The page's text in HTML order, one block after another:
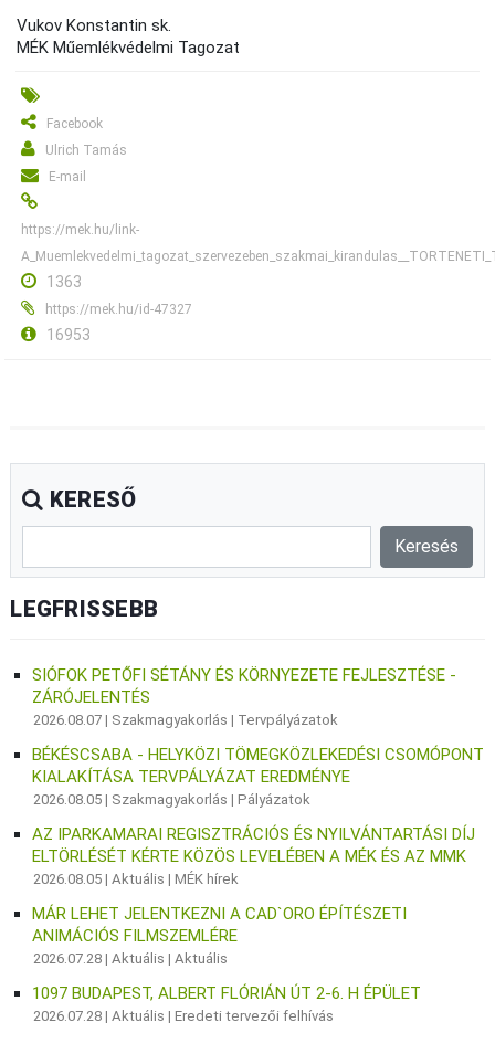
Vukov Konstantin sk.
MÉK Műemlékvédelmi Tagozat
Facebook
Ulrich Tamás
E-mail
https://mek.hu/link-
1363
https://mek.hu/id-47327
16953
KERESŐ
LEGFRISSEBB
SIÓFOK PETŐFI SÉTÁNY ÉS KÖRNYEZETE FEJLESZTÉSE -
ZÁRÓJELENTÉS
2026.08.07 | Szakmagyakorlás | Tervpályázatok
BÉKÉSCSABA - HELYKÖZI TÖMEGKÖZLEKEDÉSI CSOMÓPONT
KIALAKÍTÁSA TERVPÁLYÁZAT EREDMÉNYE
2026.08.05 | Szakmagyakorlás |Pályázatok
AZ IPARKAMARAI REGISZTRÁCIÓS ÉS NYILVÁNTARTÁSI DÍJ
ELTÖRLÉSÉT KÉRTE KÖZÖS LEVELÉBEN A MÉK ÉS AZ MMK
2026.08.05 |Aktuális |MÉK hírek
MÁR LEHET JELENTKEZNI A CAD`ORO ÉPÍTÉSZETI
ANIMÁCIÓS FILMSZEMLÉRE
2026.07.28 |Aktuális |Aktuális
1097 BUDAPEST, ALBERT FLÓRIÁN ÚT 2-6. H ÉPÜLET
2026.07.28 |Aktuális |Eredeti tervezői felhívás